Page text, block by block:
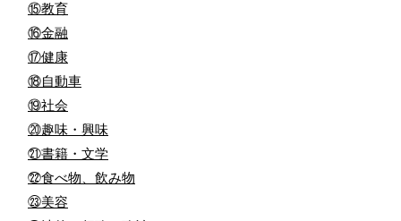
⑮教育
⑯金融
⑰健康
⑱自動車
⑲社会
⑳趣味・興味
㉑書籍・文学
㉒食べ物、飲み物
㉓美容